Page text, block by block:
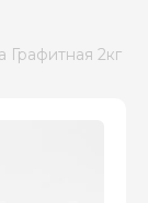
Графитная 2кг